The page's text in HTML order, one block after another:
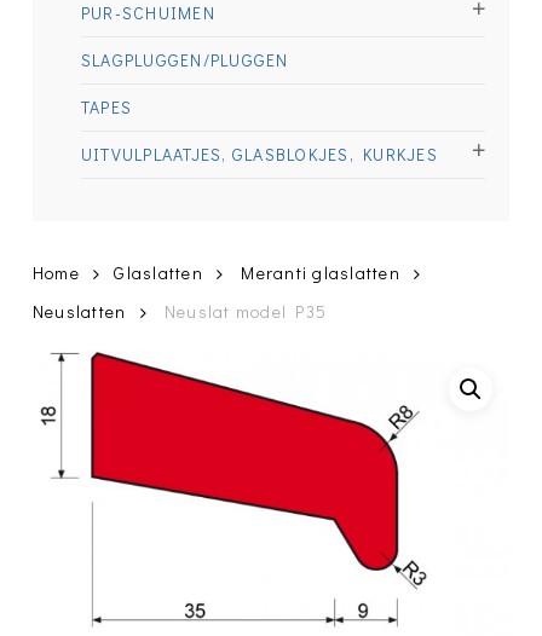
PUR-SCHUIMEN
SLAGPLUGGEN/PLUGGEN
TAPES
UITVULPLAATJES, GLASBLOKJES, KURKJES
Home Glaslatten
Meranti glaslatten
Neuslatten
Neuslat model P35